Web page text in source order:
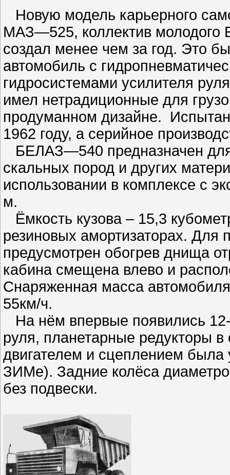
Новую модель карьерного
МАЗ—525, коллектив молодого
создал менее чем за год. Это
автомобиль с
гидросистемами усилителя
имел нетрадиционные для
продуманном дизайне.
1962 году, а серийное
БЕЛАЗ—540 предназначен для
скальных пород и других
использовании в комплексе с
м.
Ёмкость кузова – 15,3
резиновых амортизаторах. Для
предусмотрен обогрев днища
кабина смещена влево и
Снаряженная масса
55км/ч.
На нём впервые появились
руля, планетарные редукторы
двигателем и сцеплением была
ЗИМе). Задние колёса
без подвески.